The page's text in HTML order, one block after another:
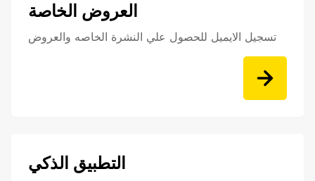
العروض الخاصة
تسجيل الايميل للحصول علي النشرة الخاصه والعروض
التطبيق الذكي